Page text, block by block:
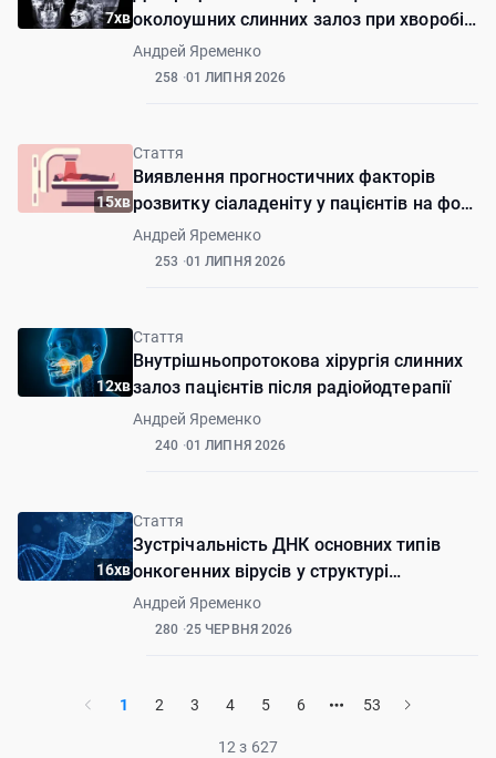
7хвоколоушних слинних залоз при хворобі
Шегрена
Андрей Яременко
258 01 ЛИПНЯ 2026
15хв
Стаття
Виявлення прогностичних факторів
розвитку сіаладеніту у пацієнтів на фоні
радіойодтерапії
Андрей Яременко
253 01 ЛИПНЯ 2026
12хв
Стаття
Внутрішньопротокова хірургія слинних
залоз пацієнтів після радіойодтерапії
Андрей Яременко
240 01 ЛИПНЯ 2026
16хв
Стаття
Зустрічальність ДНК основних типів
онкогенних вірусів у структурі
плоскоклітинного раку та нормальної
слизової оболонки порожнини рота
Андрей Яременко
280 25 ЧЕРВНЯ 2026
1 2 3 4 5 6 53
12 з 627